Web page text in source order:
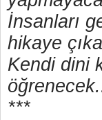
İnsanları
hikaye
Kendi dini
***